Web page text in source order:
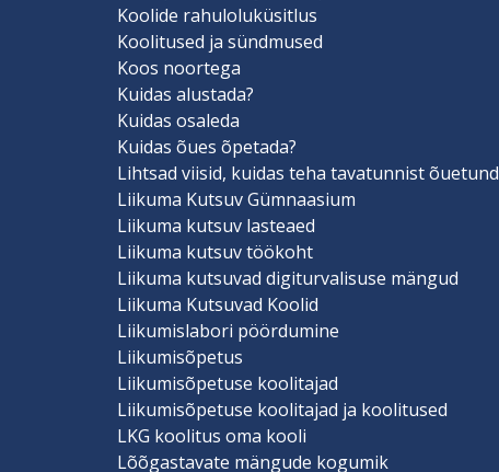
Koolide rahuloluküsitlus
Koolitused ja sündmused
Koos noortega
Kuidas alustada?
Kuidas osaleda
Kuidas õues õpetada?
Lihtsad viisid, kuidas teha tavatunnist õuetund
Liikuma Kutsuv Gümnaasium
Liikuma kutsuv lasteaed
Liikuma kutsuv töökoht
Liikuma kutsuvad digiturvalisuse mängud
Liikuma Kutsuvad Koolid
Liikumislabori pöördumine
Liikumisõpetus
Liikumisõpetuse koolitajad
Liikumisõpetuse koolitajad ja koolitused
LKG koolitus oma kooli
Lõõgastavate mängude kogumik